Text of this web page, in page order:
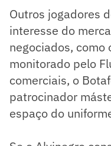
Outros jogadores
interesse do
negociados, como
monitorado pelo
comerciais, o
patrocinador
espaço do